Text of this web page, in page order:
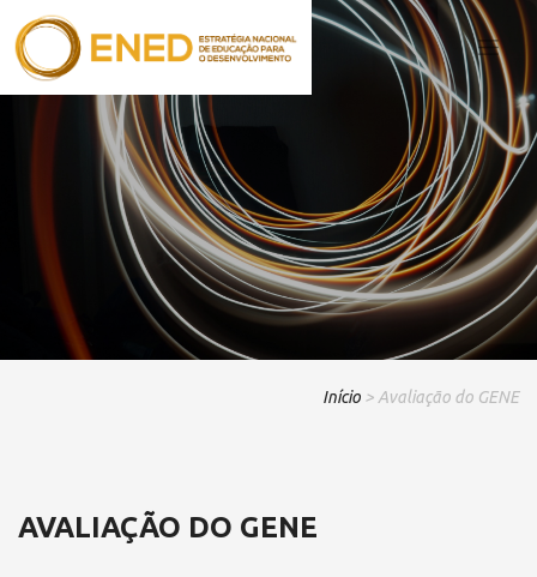
Início > Avaliação do GENE
AVALIAÇÃO DO GENE